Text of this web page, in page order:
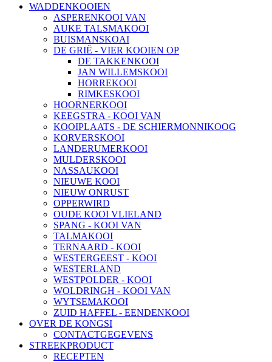
WADDENKOOIEN
ASPERENKOOI VAN
AUKE TALSMAKOOI
BUISMANSKOAI
DE GRIË - VIER KOOIEN OP
DE TAKKENKOOI
JAN WILLEMSKOOI
HORREKOOI
RIMKESKOOI
HOORNERKOOI
KEEGSTRA - KOOI VAN
KOOIPLAATS - DE SCHIERMONNIKOOG
KORVERSKOOI
LANDERUMERKOOI
MULDERSKOOI
NASSAUKOOI
NIEUWE KOOI
NIEUW ONRUST
OPPERWIRD
OUDE KOOI VLIELAND
SPANG - KOOI VAN
TALMAKOOI
TERNAARD - KOOI
WESTERGEEST - KOOI
WESTERLAND
WESTPOLDER - KOOI
WOLDRINGH - KOOI VAN
WYTSEMAKOOI
ZUID HAFFEL - EENDENKOOI
OVER DE KONGSI
CONTACTGEGEVENS
STREEKPRODUCT
RECEPTEN